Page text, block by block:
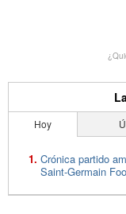
Hoy
Crónica partido
Saint-Germain